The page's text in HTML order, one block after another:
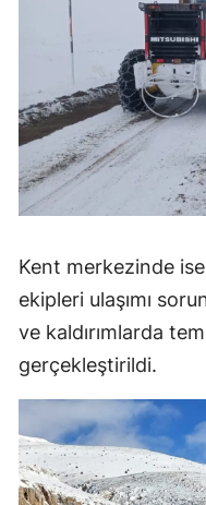
Kent merkezinde
ekipleri ulaşımı
ve kaldırımlarda
gerçekleştirildi.